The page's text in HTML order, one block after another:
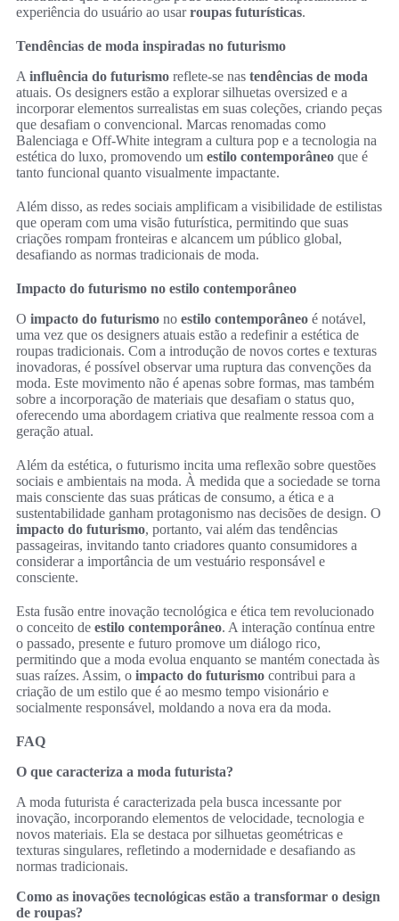
experiência do usuário ao usarroupas futurísticas.
Tendências de moda inspiradas no futurismo
A influência do futurismo reflete-se nas tendências de moda
atuais. Os designers estão a explorar silhuetas oversized e a
incorporar elementos surrealistas em suas coleções, criando peças
que desafiam o convencional. Marcas renomadas como
Balenciaga e Off-White integram a cultura pop e a tecnologia na
estética do luxo, promovendo um estilo contemporâneo que é
tanto funcional quanto visualmente impactante.
Além disso, as redes sociais amplificam a visibilidade de estilistas
que operam com uma visão futurística, permitindo que suas
criações rompam fronteiras e alcancem um público global,
desafiando as normas tradicionais de moda.
Impacto do futurismo no estilo contemporâneo
O impacto do futurismo no estilo contemporâneo é notável,
uma vez que os designers atuais estão a redefinir a estética de
roupas tradicionais. Com a introdução de novos cortes e texturas
inovadoras, é possível observar uma ruptura das convenções da
moda. Este movimento não é apenas sobre formas, mas também
sobre a incorporação de materiais que desafiam o status quo,
oferecendo uma abordagem criativa que realmente ressoa com a
geração atual.
Além da estética, o futurismo incita uma reflexão sobre questões
sociais e ambientais na moda. À medida que a sociedade se torna
mais consciente das suas práticas de consumo, a ética e a
sustentabilidade ganham protagonismo nas decisões de design. O
impacto do futurismo, portanto, vai além das tendências
passageiras, invitando tanto criadores quanto consumidores a
considerar a importância de um vestuário responsável e
consciente.
Esta fusão entre inovação tecnológica e ética tem revolucionado
o conceito de estilo contemporâneo. A interação contínua entre
o passado, presente e futuro promove um diálogo rico,
permitindo que a moda evolua enquanto se mantém conectada às
suas raízes. Assim, o impacto do futurismo contribui para a
criação de um estilo que é ao mesmo tempo visionário e
socialmente responsável, moldando a nova era da moda.
FAQ
O que caracteriza a moda futurista?
A moda futurista é caracterizada pela busca incessante por
inovação, incorporando elementos de velocidade, tecnologia e
novos materiais. Ela se destaca por silhuetas geométricas e
texturas singulares, refletindo a modernidade e desafiando as
normas tradicionais.
Como as inovações tecnológicas estão a transformar o design
de roupas?